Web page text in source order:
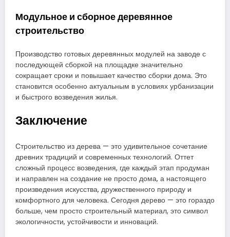
Модульное и сборное деревянное
строительство
Производство готовых деревянных модулей на заводе с
последующей сборкой на площадке значительно
сокращает сроки и повышает качество сборки дома. Это
становится особенно актуальным в условиях урбанизации
и быстрого возведения жилья.
Заключение
Строительство из дерева — это удивительное сочетание
древних традиций и современных технологий. Оттет
сложный процесс возведения, где каждый этап продуман
и направлен на создание не просто дома, а настоящего
произведения искусства, дружественного природу и
комфортного для человека. Сегодня дерево — это гораздо
больше, чем просто строительный материал, это символ
экологичности, устойчивости и инноваций.